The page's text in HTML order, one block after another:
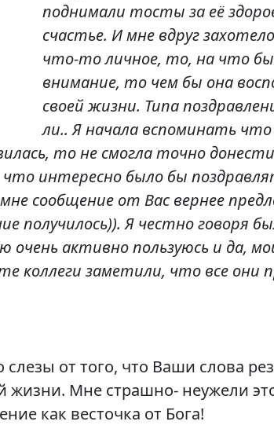
поднимали тосты за её
счастье. И мне вдруг
что-то личное, то, на что
внимание, то чем бы она
своей жизни. Типа
ли.. Я начала вспоминать
то не смогла точно
что интересно было бы
сообщение от Вас вернее
получилось)). Я честно говоря
активно пользуюсь и да,
коллеги заметили, что все они
от того, что Ваши слова
жизни. Мне страшно- неужели
как весточка от Бога!